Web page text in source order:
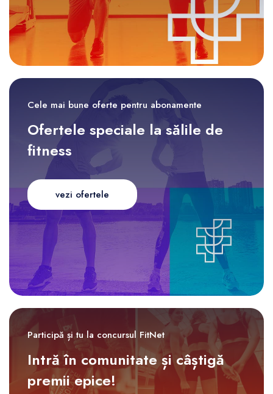
Cele mai bune oferte pentru abonamente
Ofertele speciale la sălile de
fitness
vezi ofertele
Participă și tu la concursul FitNet
Intră în comunitate și câștigă
premii epice!